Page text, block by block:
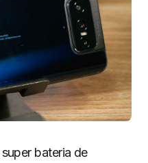
bateria de